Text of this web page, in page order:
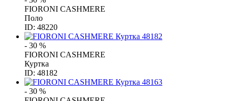
FIORONI CASHMERE
Поло
ID: 48220
- 30 %
FIORONI CASHMERE
Куртка
ID: 48182
- 30 %